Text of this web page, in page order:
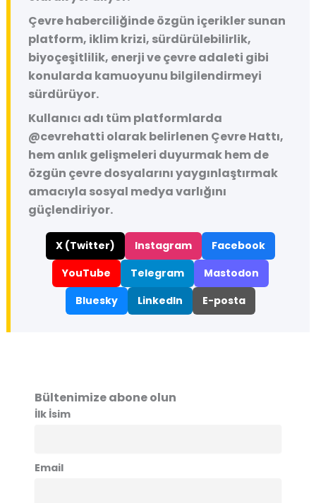
Çevre haberciliğinde özgün içerikler sunan
platform, iklim krizi, sürdürülebilirlik,
biyoçeşitlilik, enerji ve çevre adaleti gibi
konularda kamuoyunu bilgilendirmeyi
sürdürüyor.
Kullanıcı adı tüm platformlarda
@cevrehatti olarak belirlenen Çevre Hattı,
hem anlık gelişmeleri duyurmak hem de
özgün çevre dosyalarını yaygınlaştırmak
amacıyla sosyal medya varlığını
güçlendiriyor.
X (Twitter) Instagram
Facebook
YouTube
Telegram
Mastodon
Bluesky
LinkedIn E-posta
Bültenimize abone olun
İlk İsim
Email